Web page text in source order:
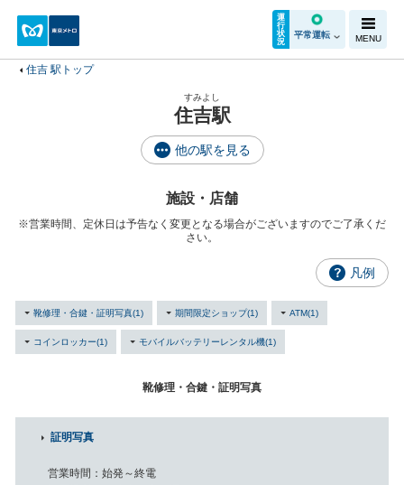
運
行
状
況
平常運転 MENU
住吉 駅トップ
すみよし
住吉駅
他の駅を見る
施設・店舗
※営業時間、定休日は予告なく変更となる場合がございますのでご了承くだ
さい。
凡例
靴修理・合鍵・証明写真(1) 期間限定ショップ(1) ATM(1)
コインロッカー(1) モバイルバッテリーレンタル機(1)
靴修理・合鍵・証明写真
証明写真
営業時間
始発～終電